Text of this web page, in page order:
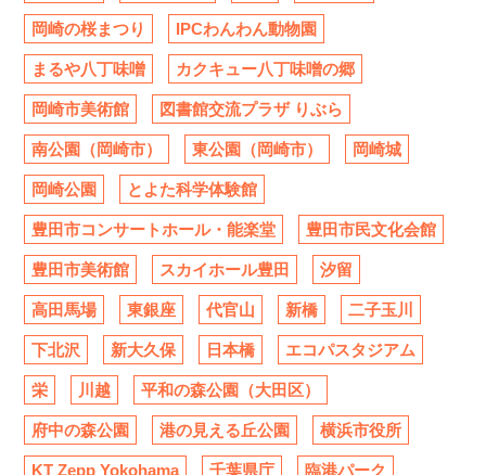
岡崎の桜まつり IPCわんわん動物園
まるや八丁味噌 カクキュー八丁味噌の郷
岡崎市美術館 図書館交流プラザ りぶら
南公園（岡崎市） 東公園（岡崎市） 岡崎城
岡崎公園 とよた科学体験館
豊田市コンサートホール・能楽堂 豊田市民文化会館
豊田市美術館 スカイホール豊田 汐留
高田馬場 東銀座 代官山 新橋 二子玉川
下北沢 新大久保 日本橋 エコパスタジアム
栄 川越 平和の森公園（大田区）
府中の森公園 港の見える丘公園 横浜市役所
KT Zepp Yokohama 千葉県庁 臨港パーク